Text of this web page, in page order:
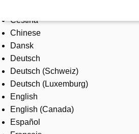
Tuotteet ja järjestelmät
Toimialat
Palvelut
ABB lyhyesti
Mistä ostaa
Ota yhteyttä
ABB-uralle
Čeština
Chinese
Dansk
Deutsch
Deutsch (Schweiz)
Deutsch (Luxemburg)
English
English (Canada)
Español